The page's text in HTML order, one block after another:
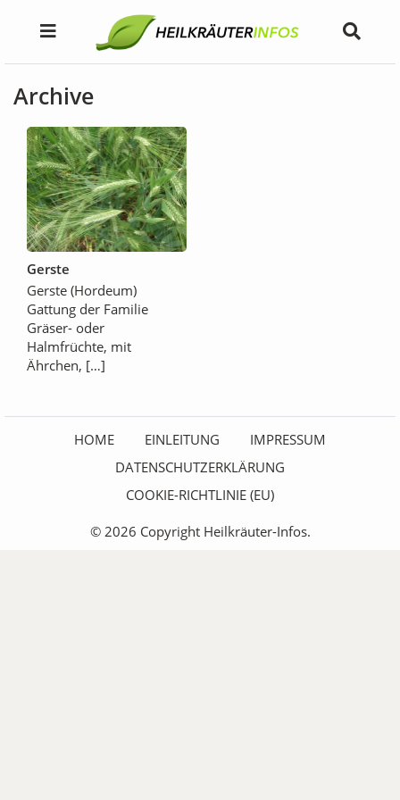
Archive
Gerste
Gerste (Hordeum)
Gattung der Familie
Gräser- oder
Halmfrüchte, mit
Ährchen, […]
HOME EINLEITUNG
IMPRESSUM
DATENSCHUTZERKLÄRUNG
COOKIE-RICHTLINIE (EU)
© 2026 Copyright Heilkräuter-Infos.